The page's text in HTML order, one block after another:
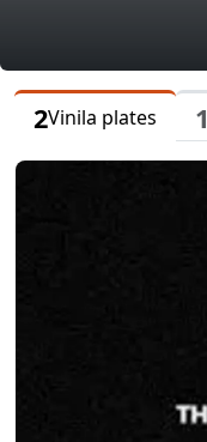
2Vinila plates 1